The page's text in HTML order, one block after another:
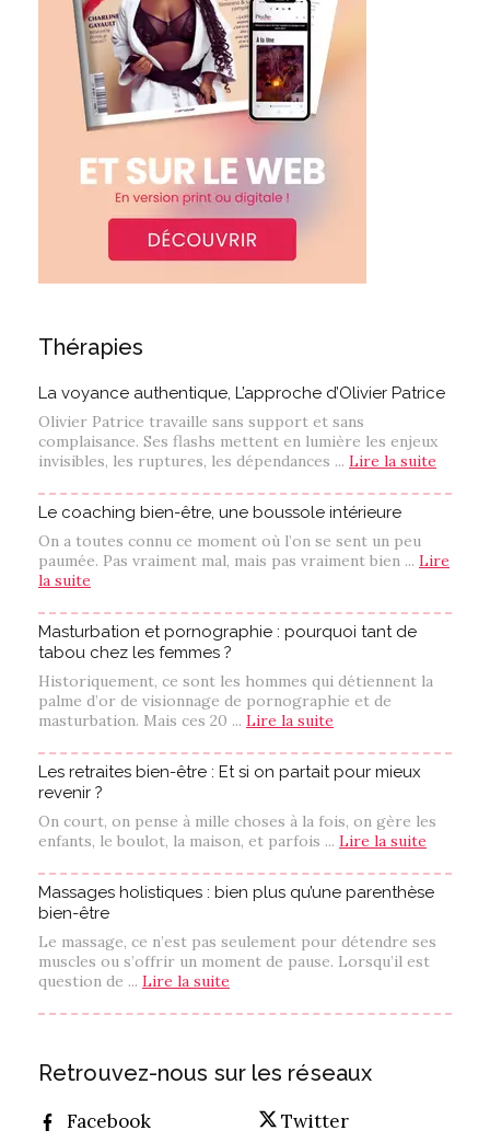
Thérapies
La voyance authentique, L’approche d’Olivier Patrice
Olivier Patrice travaille sans support et sans
complaisance. Ses flashs mettent en lumière les enjeux
invisibles, les ruptures, les dépendances ... Lire la suite
Le coaching bien-être, une boussole intérieure
On a toutes connu ce moment où l’on se sent un peu
paumée. Pas vraiment mal, mais pas vraiment bien ... Lire
la suite
Masturbation et pornographie : pourquoi tant de
tabou chez les femmes ?
Historiquement, ce sont les hommes qui détiennent la
palme d’or de visionnage de pornographie et de
masturbation. Mais ces 20 ... Lire la suite
Les retraites bien-être : Et si on partait pour mieux
revenir ?
On court, on pense à mille choses à la fois, on gère les
enfants, le boulot, la maison, et parfois ... Lire la suite
Massages holistiques : bien plus qu’une parenthèse
bien-être
Le massage, ce n’est pas seulement pour détendre ses
muscles ou s’offrir un moment de pause. Lorsqu’il est
question de ... Lire la suite
Retrouvez-nous sur les réseaux
Facebook
Twitter